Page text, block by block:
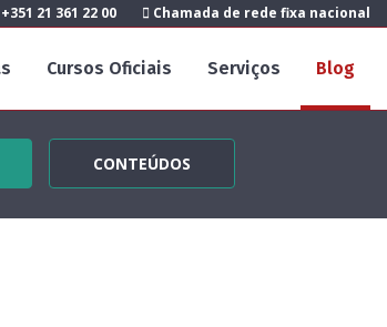
+351 21 361 22 00 Chamada de rede fixa nacional
Cursos Oficiais Serviços Blog
CONTEÚDOS